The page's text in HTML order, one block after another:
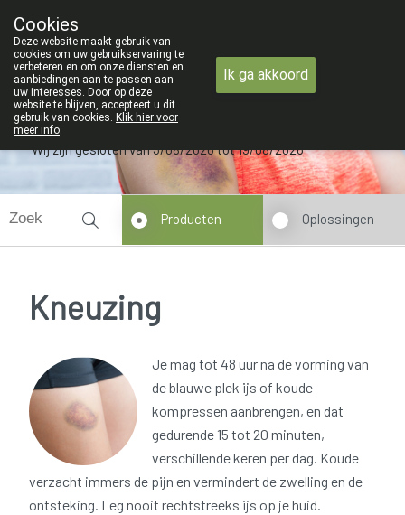
09 228 32 36
Wij zijn gesloten van 3/08/2026 tot 19/08/2026
Producten Oplossingen
Kneuzing
Je mag tot 48 uur na de vorming van
de blauwe plek ijs of koude
kompressen aanbrengen, en dat
gedurende 15 tot 20 minuten,
verschillende keren per dag. Koude
verzacht immers de pijn en vermindert de zwelling en de
ontsteking. Leg nooit rechtstreeks ijs op je huid.
Cookies
Deze website maakt gebruik van
cookies om uw gebruikservaring te
verbeteren en om onze diensten en
aanbiedingen aan te passen aan
uw interesses. Door op deze
website te blijven, accepteert u dit
gebruik van cookies. Klik hier voor
meer info.
Ik ga akkoord